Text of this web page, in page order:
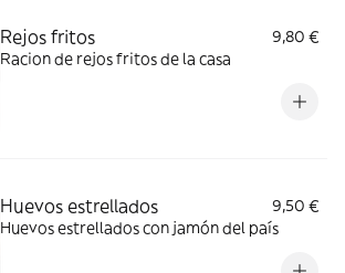
Rejos fritos
9,80 €
Racion de rejos fritos de la casa
Huevos estrellados
9,50 €
Huevos estrellados con jamón del país